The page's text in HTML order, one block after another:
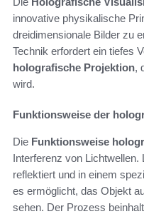
innovative physikalische
dreidimensionale Bilder zu
Technik erfordert ein tiefes
holografische Projektion,
wird.
Funktionsweise der
Die Funktionsweise
Interferenz von
reflektiert und in einem
es ermöglicht, das Objekt
sehen. Der Prozess